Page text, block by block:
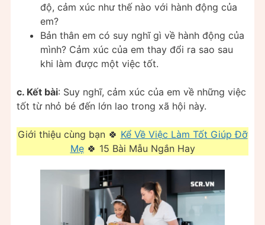
độ, cảm xúc như thế nào với hành động của
em?
Bản thân em có suy nghĩ gì về hành động của
mình? Cảm xúc của em thay đổi ra sao sau
khi làm được một việc tốt.
c. Kết bài: Suy nghĩ, cảm xúc của em về những việc
tốt từ nhỏ bé đến lớn lao trong xã hội này.
Giới thiệu cùng bạn 🍀 Kể Về Việc Làm Tốt Giúp Đỡ
Mẹ🍀 15 Bài Mẫu Ngắn Hay